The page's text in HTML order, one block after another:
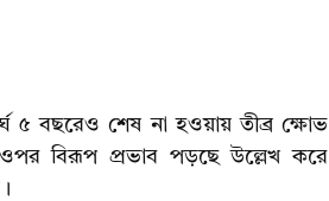
৫ বছরেও শেষ না হওয়ায় তীব্র ক্ষোভ
ওপর বিরূপ প্রভাব পড়ছে উল্লেখ করে